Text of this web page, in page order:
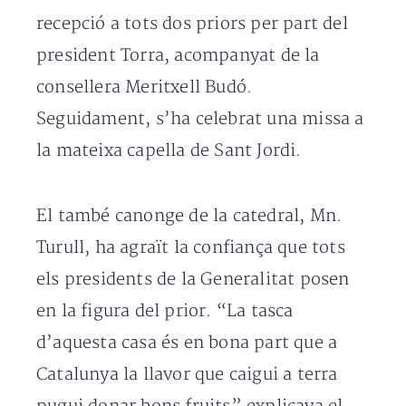
recepció a tots dos priors per part del
president Torra, acompanyat de la
consellera Meritxell Budó.
Seguidament, s’ha celebrat una missa a
la mateixa capella de Sant Jordi.
El també canonge de la catedral, Mn.
Turull, ha agraït la confiança que tots
els presidents de la Generalitat posen
en la figura del prior. “La tasca
d’aquesta casa és en bona part que a
Catalunya la llavor que caigui a terra